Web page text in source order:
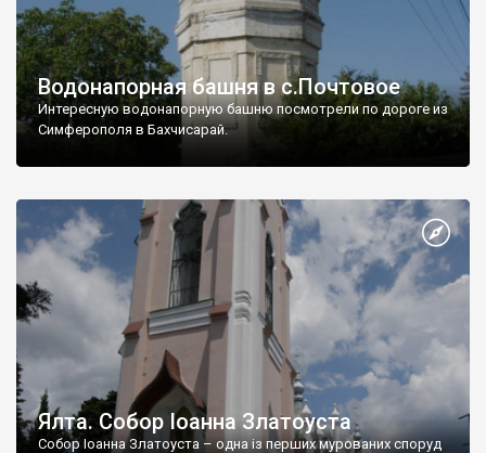
Водонапорная башня в с.Почтовое
Интересную водонапорную башню посмотрели по дороге из
Симферополя в Бахчисарай.
Ялта. Собор Іоанна Златоуста
Собор Іоанна Златоуста – одна із перших мурованих споруд